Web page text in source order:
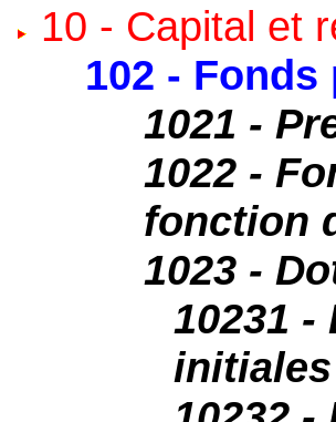
10 - Capital et
102 -
1021 -
1022 -
fonction
1023 -
10231
initiales